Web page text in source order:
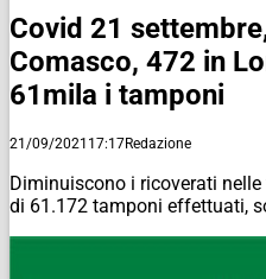
Covid 21
Comasco, 472 in
61mila i tamponi
21/09/2021 17:17Redazione
Diminuiscono i ricoverati
di 61.172 tamponi effettuati,